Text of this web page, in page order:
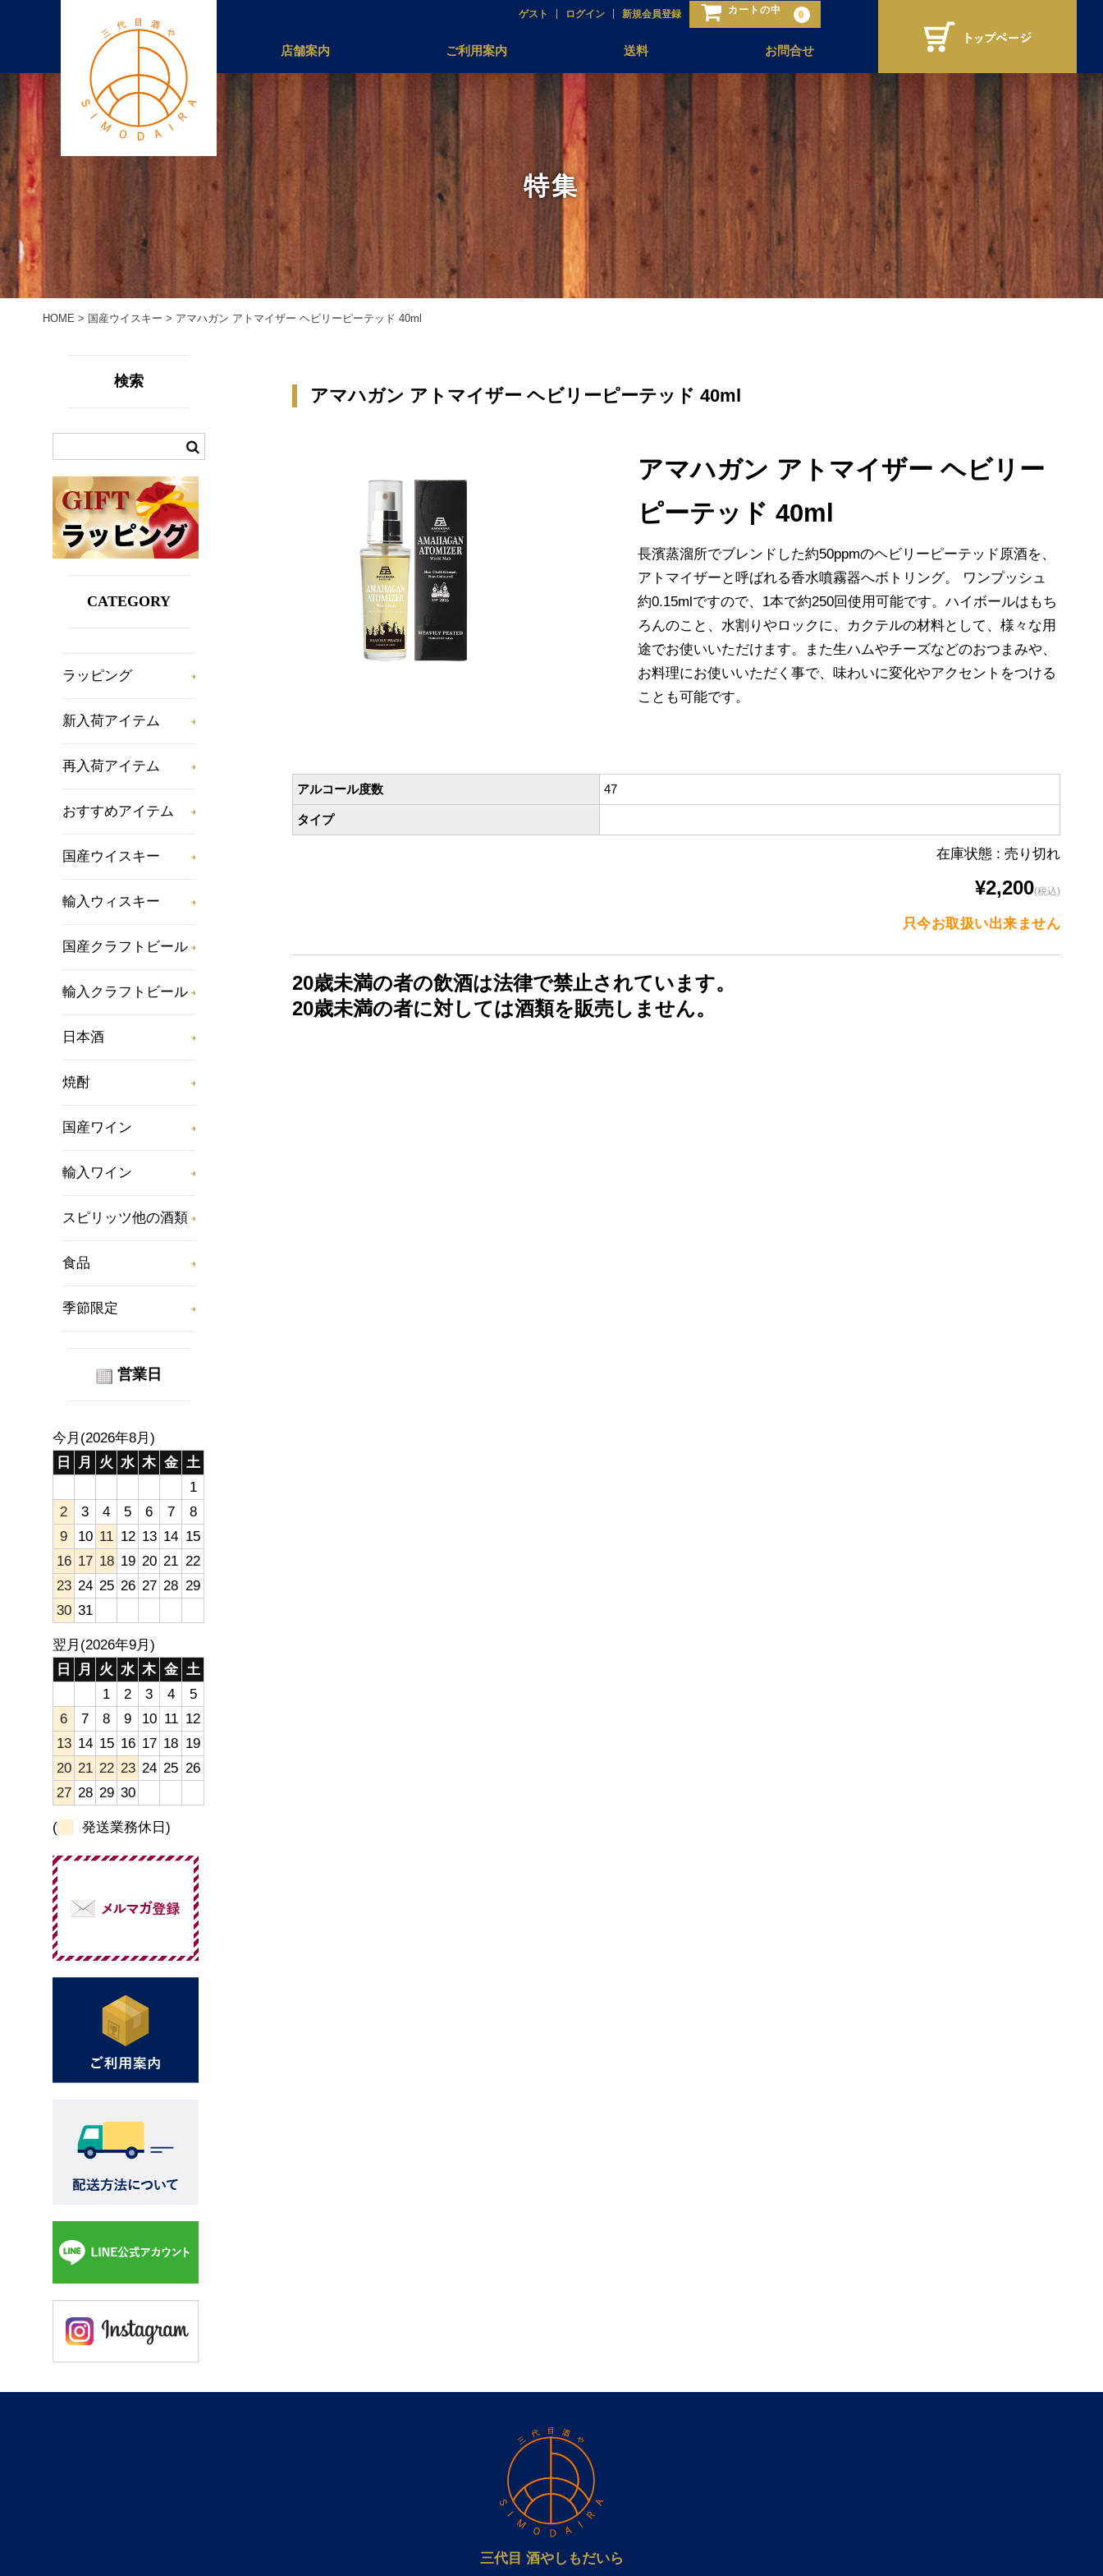
ゲスト ログイン 新規会員登録 カートの中 0
店舗案内 ご利用案内 送料 お問合せ
特集
HOME > 国産ウイスキー > アマハガン アトマイザー ヘビリーピーテッド 40ml
アマハガン アトマイザー ヘビリーピーテッド 40ml
アマハガン アトマイザー ヘビリー
ピーテッド 40ml
長濱蒸溜所でブレンドした約50ppmのヘビリーピーテッド原酒を、
アトマイザーと呼ばれる香水噴霧器へボトリング。 ワンプッシュ
約0.15mlですので、1本で約250回使用可能です。ハイボールはもち
ろんのこと、水割りやロックに、カクテルの材料として、様々な用
途でお使いいただけます。また生ハムやチーズなどのおつまみや、
お料理にお使いいただく事で、味わいに変化やアクセントをつける
ことも可能です。
アルコール度数 47
タイプ
在庫状態 : 売り切れ
¥2,200(税込)
只今お取扱い出来ません
20歳未満の者の飲酒は法律で禁止されています。
20歳未満の者に対しては酒類を販売しません。
検索
CATEGORY
ラッピング
新入荷アイテム
再入荷アイテム
おすすめアイテム
国産ウイスキー
輸入ウィスキー
国産クラフトビール
輸入クラフトビール
日本酒
焼酎
国産ワイン
輸入ワイン
スピリッツ他の酒類
食品
季節限定
営業日
今月(2026年8月)
日
月 火 水 木 金 土
1
2
3 4 5 6 7
8
9
10 11 12 13 14 15
16 17 18 19 20 21 22
23 24 25 26 27 28 29
30 31
翌月(2026年9月)
日
月 火 水 木 金 土
1
2 3 4
5
6
7 8 9 10 11 12
13 14 15 16 17 18 19
20 21 22 23 24 25 26
27 28 29 30
( 発送業務休日)
三代目 酒やしもだいら